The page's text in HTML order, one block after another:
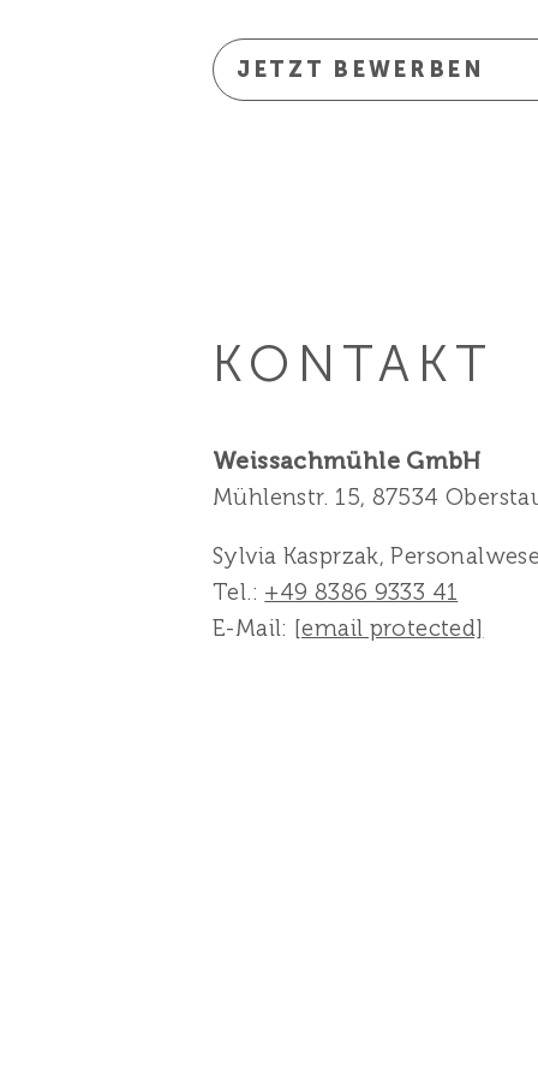
JETZT BEWERBEN
KONTAKT
Weissachmühle GmbH
Mühlenstr. 15, 87534
Sylvia Kasprzak,
Tel.: +49 8386 9333 41
E-Mail: [email protected]